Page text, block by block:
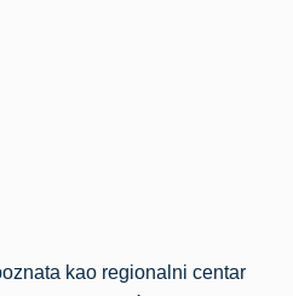
kao regionalni centar